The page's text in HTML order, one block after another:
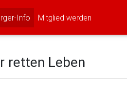
Info (current)
Mitglied werden
retten Leben